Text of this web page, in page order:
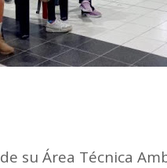
su Área Técnica